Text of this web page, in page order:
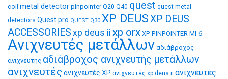
coil metal detector pinpointer Q20 Q40 quest quest metal
detectors Quest pro QUEST Q30 XP DEUSXP DEUS
ACCESSORIES xp deus ii xp orx XP PINPOINTER MI-6
Ανιχνευτές μετάλλων αδιάβροχος
ανιχνευτής αδιάβροχος ανιχνευτής μετάλλων
ανιχνευτές ανιχνευτές XP ανιχνευτές xp deus ii ανιχνευτές